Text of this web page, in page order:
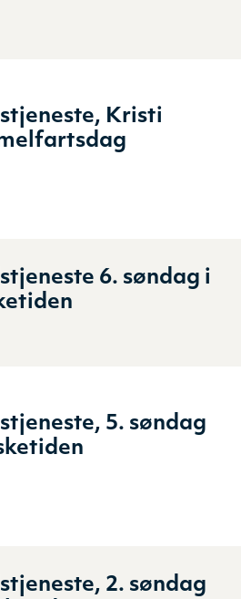
Kristi
6. søndag i
5. søndag
2. søndag